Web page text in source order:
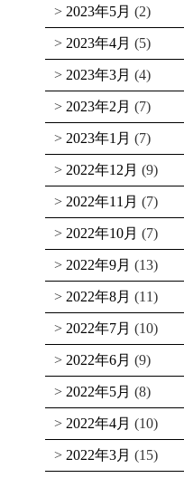
2023年5月 (2)
2023年4月 (5)
2023年3月 (4)
2023年2月 (7)
2023年1月 (7)
2022年12月 (9)
2022年11月 (7)
2022年10月 (7)
2022年9月 (13)
2022年8月 (11)
2022年7月 (10)
2022年6月 (9)
2022年5月 (8)
2022年4月 (10)
2022年3月 (15)